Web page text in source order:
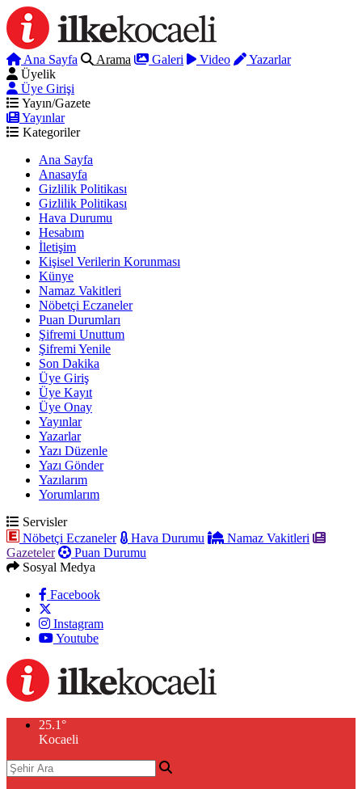
Ana Sayfa Arama Galeri Video
Yazarlar
Üyelik
Üye Girişi
Yayın/Gazete
Yayınlar
Kategoriler
Ana Sayfa
Anasayfa
Gizlilik Politikası
Gizlilik Politikası
Hava Durumu
Hesabım
İletişim
Kişisel Verilerin Korunması
Künye
Namaz Vakitleri
Nöbetçi Eczaneler
Puan Durumları
Şifremi Unuttum
Şifremi Yenile
Son Dakika
Üye Giriş
Üye Kayıt
Üye Onay
Yayınlar
Yazarlar
Yazı Düzenle
Yazı Gönder
Yazılarım
Yorumlarım
Servisler
Nöbetçi Eczaneler
Hava Durumu
Namaz Vakitleri
Gazeteler
Puan Durumu
Sosyal Medya
Facebook
Instagram
Youtube
25.1°
Kocaeli